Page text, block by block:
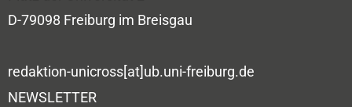
D-79098 Freiburg im Breisgau
redaktion-unicross[at]ub.uni-freiburg.de
NEWSLETTER